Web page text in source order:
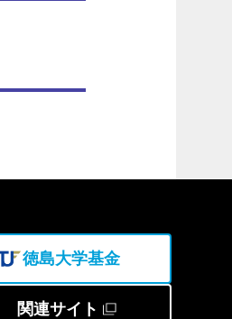
徳島大学基金
関連サイト